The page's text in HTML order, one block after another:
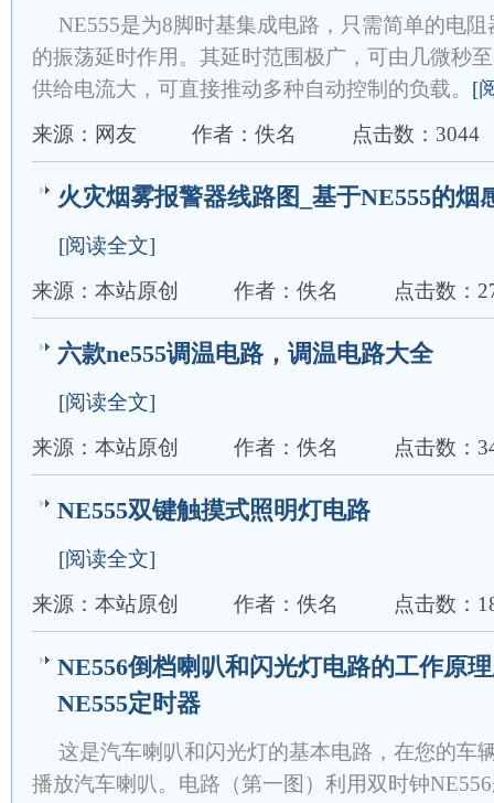
NE555是为8脚时基集成电路，只需简单的电
的振荡延时作用。其延时范围极广，可由几微秒
供给电流大，可直接推动多种自动控制的负载。 [
来源：网友
作者：佚名 点击数：3044
火灾烟雾报警器线路图_基于NE555的烟
[阅读全文]
来源：本站原创
作者：佚名 点击数：
六款ne555调温电路，调温电路大全
[阅读全文]
来源：本站原创
作者：佚名 点击数：
NE555双键触摸式照明灯电路
[阅读全文]
来源：本站原创
作者：佚名 点击数：
NE556倒档喇叭和闪光灯电路的工作原
NE555定时器
这是汽车喇叭和闪光灯的基本电路，在您的车
播放汽车喇叭。电路（第一图）利用双时钟